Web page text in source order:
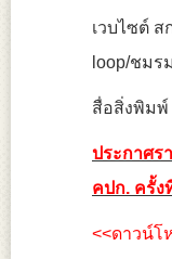
เวบไซต์ ส
loop/ชมร
สื่อสิ่งพิมพ์
ประกาศร
คปก. ครั้ง
<<ดาวน์โ